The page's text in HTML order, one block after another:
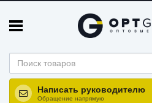
Написать руководителю
Обращение напрямую